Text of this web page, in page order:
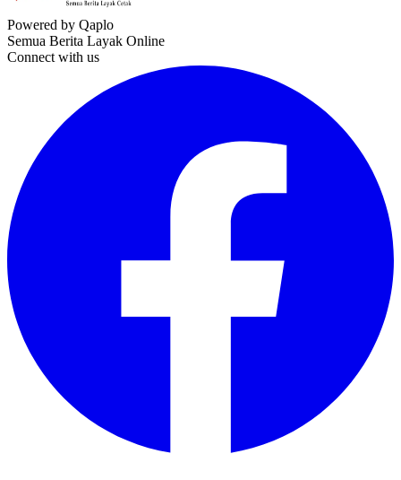
Powered by Qaplo
Semua Berita Layak Online
Connect with us